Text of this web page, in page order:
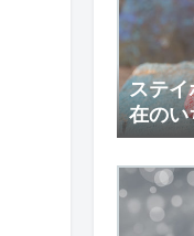
ステイ
在のい